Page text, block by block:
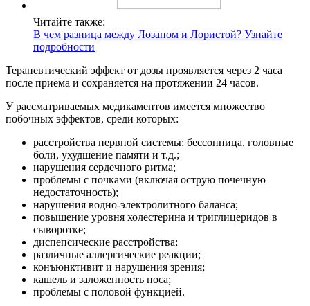
Читайте также:
В чем разница между Лозапом и Лористой? Узнайте
подробности
Терапевтический эффект от дозы проявляется через 2 часа
после приема и сохраняется на протяжении 24 часов.
У рассматриваемых медикаментов имеется множество
побочных эффектов, среди которых:
расстройства нервной системы: бессонница, головные
боли, ухудшение памяти и т.д.;
нарушения сердечного ритма;
проблемы с почками (включая острую почечную
недостаточность);
нарушения водно-электролитного баланса;
повышение уровня холестерина и триглицеридов в
сыворотке;
диспепсические расстройства;
различные аллергические реакции;
конъюнктивит и нарушения зрения;
кашель и заложенность носа;
проблемы с половой функцией.